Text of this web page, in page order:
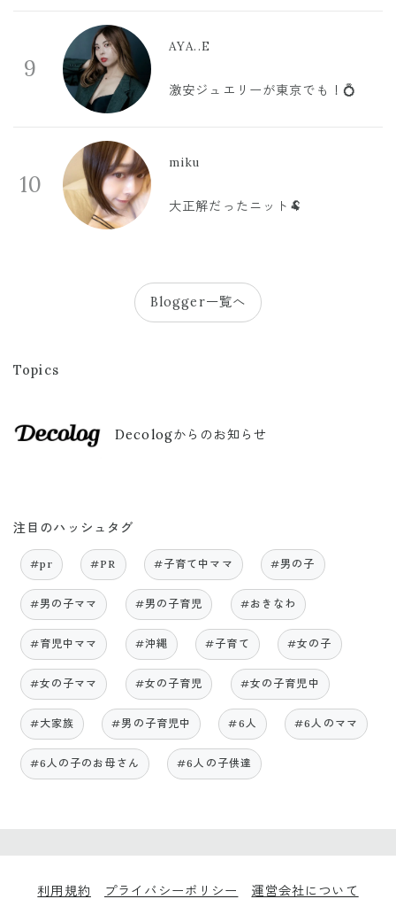
9
AYA..E
激安ジュエリーが東京でも！💍
10
miku
大正解だったニット🐏
Blogger一覧へ
Topics
Decologからのお知らせ
注目のハッシュタグ
#pr #PR #子育て中ママ #男の子
#男の子ママ #男の子育児 #おきなわ
#育児中ママ #沖縄 #子育て #女の子
#女の子ママ #女の子育児 #女の子育児中
#大家族 #男の子育児中 #6人 #6人のママ
#6人の子のお母さん #6人の子供達
利用規約 プライバシーポリシー 運営会社について